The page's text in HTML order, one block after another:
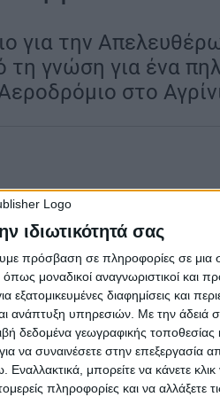
ιδιωτικότητά σας
πρόσβαση σε πληροφορίες σε
μοναδικοί αναγνωριστικοί και
διαφημίσεις και
ανάπτυξη υπηρεσιών. Με την άδειά
δεδομένα γεωγραφικής τοποθεσίας
να συναινέσετε στην επεξεργασία
μπορείτε να κάνετε κλικ
πληροφορίες και να αλλάξετε
για την
τη γνώση για ένα
στο
η Απελευθέρωση της Αθήνας
τους Γερμανούς, μετά από
και δημοσιεύτηκε την
του Λαού». Τό πρωΐ, στις
ενώ το απόγευμα, στις
μουσική, χορωδία κ.ά.